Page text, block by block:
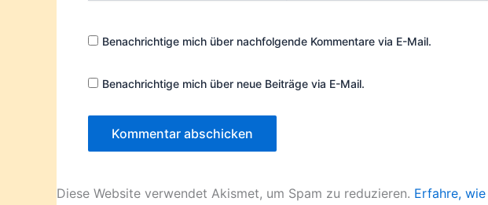
Benachrichtige mich über nachfolgende Kommentare via E-Mail.
Benachrichtige mich über neue Beiträge via E-Mail.
Diese Website verwendet Akismet, um Spam zu reduzieren. Erfahre,